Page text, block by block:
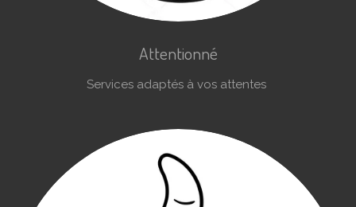
Attentionné
Services adaptés à vos attentes